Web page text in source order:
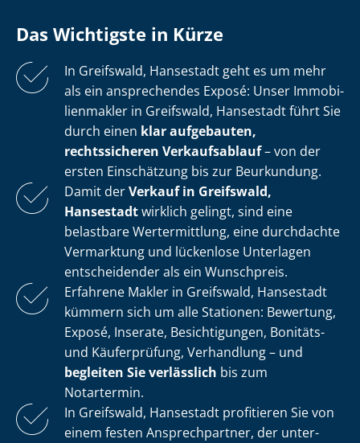
Das Wichtigste in Kürze
In Greifswald, Hansestadt geht es um mehr
als ein ansprechendes Exposé: Unser Im­mo­bi­
li­en­mak­ler in Greifswald, Hansestadt führt Sie
durch einen klar aufgebauten,
rechtssicheren Verkaufsablauf– von der
ersten Einschätzung bis zur Beurkundung.
Damit derVerkauf in Greifswald,
Hansestadtwirklich gelingt, sind eine
belastbare Wertermittlung, eine durchdachte
Vermarktung und lückenlose Unterlagen
entscheidender als ein Wunschpreis.
Erfahrene Makler in Greifswald, Hansestadt
kümmern sich um alle Stationen: Bewertung,
Exposé, Inserate, Besichtigungen, Bonitäts-
und Käuferprüfung, Verhandlung – und
begleiten Sie verlässlich bis zum
Notartermin.
In Greifswald, Hansestadt profitieren Sie von
einem festen Ansprechpartner, der un­ter­